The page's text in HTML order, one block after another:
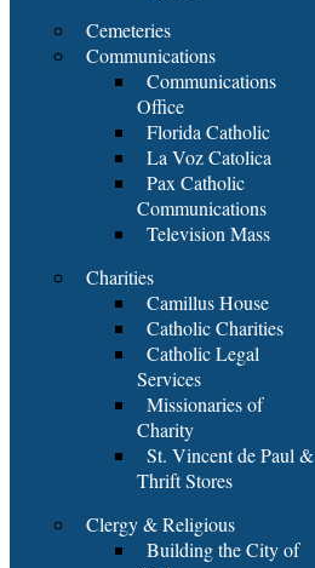
Cemeteries
Communications
Communications
Office
Florida Catholic
La Voz Catolica
Pax Catholic
Communications
Television Mass
Charities
Camillus House
Catholic Charities
Catholic Legal
Services
Missionaries of
Charity
St. Vincent de Paul &
Thrift Stores
Clergy & Religious
Building the City of